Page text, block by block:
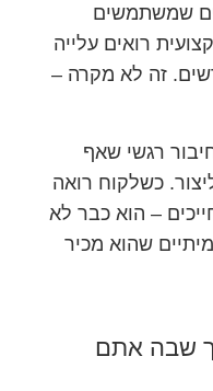
שמשתמשים
רואים עלייה
בהכנסות תוך 6 חודשים. זה לא מקרה –
רגשי שאף
כשלקוח רואה
– הוא כבר לא
שהוא מכיר
שבה אתם